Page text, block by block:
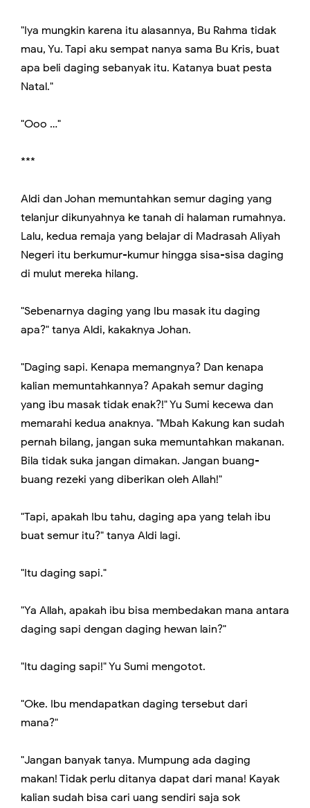
"Iya mungkin karena itu alasannya, Bu Rahma tidak
mau, Yu. Tapi aku sempat nanya sama Bu Kris, buat
apa beli daging sebanyak itu. Katanya buat pesta
Natal."
"Ooo …"
***
Aldi dan Johan memuntahkan semur daging yang
telanjur dikunyahnya ke tanah di halaman rumahnya.
Lalu, kedua remaja yang belajar di Madrasah Aliyah
Negeri itu berkumur-kumur hingga sisa-sisa daging
di mulut mereka hilang.
"Sebenarnya daging yang Ibu masak itu daging
apa?" tanya Aldi, kakaknya Johan.
"Daging sapi. Kenapa memangnya? Dan kenapa
kalian memuntahkannya? Apakah semur daging
yang ibu masak tidak enak?!" Yu Sumi kecewa dan
memarahi kedua anaknya. "Mbah Kakung kan sudah
pernah bilang, jangan suka memuntahkan makanan.
Bila tidak suka jangan dimakan. Jangan buang-
buang rezeki yang diberikan oleh Allah!"
"Tapi, apakah Ibu tahu, daging apa yang telah ibu
buat semur itu?" tanya Aldi lagi.
"Itu daging sapi."
"Ya Allah, apakah ibu bisa membedakan mana antara
daging sapi dengan daging hewan lain?"
"Itu daging sapi!" Yu Sumi mengotot.
"Oke. Ibu mendapatkan daging tersebut dari
mana?"
"Jangan banyak tanya. Mumpung ada daging
makan! Tidak perlu ditanya dapat dari mana! Kayak
kalian sudah bisa cari uang sendiri saja sok